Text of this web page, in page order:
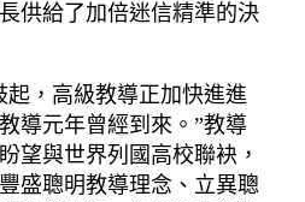
供給了加倍迷信精準的決
起，高級教導正加快進進
導元年曾經到來。”教導
望與世界列國高校聯袂，
盛聰明教導理念、立異聰